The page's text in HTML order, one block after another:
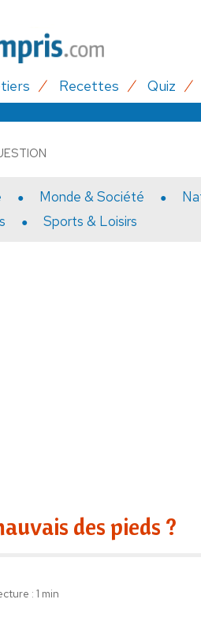
Recettes Quiz
Monde & Société
Sports & Loisirs
des pieds ?
: 1 min